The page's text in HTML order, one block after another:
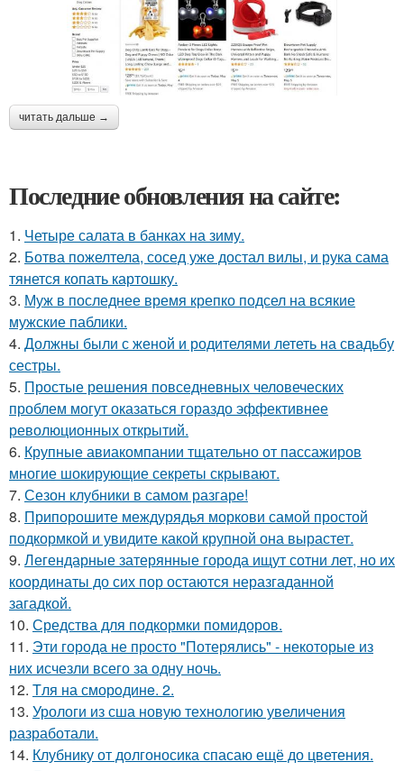
читать дальше →
Последние обновления на сайте:
1. Четыре салата в банках на зиму.
2. Ботва пожелтела, сосед уже достал вилы, и рука сама
тянется копать картошку.
3. Муж в последнее время крепко подсел на всякие
мужские паблики.
4. Должны были с женой и родителями лететь на свадьбу
сестры.
5. Простые решения повседневных человеческих
проблем могут оказаться гораздо эффективнее
революционных открытий.
6. Крупные авиакомпании тщательно от пассажиров
многие шокирующие секреты скрывают.
7. Сезон клубники в самом разгаре!
8. Припорошите междурядья моркови самой простой
подкормкой и увидите какой крупной она вырастет.
9. Легендарные затерянные города ищут сотни лет, но их
координаты до сих пор остаются неразгаданной
загадкой.
10. Средства для подкормки помидоров.
11. Эти города не просто "Потерялись" - некоторые из
них исчезли всего за одну ночь.
12. Tля на сморoдинe. 2.
13. Урологи из сша новую технологию увеличения
разработали.
14. Клубнику от долгоносика спасаю ещё до цветения.